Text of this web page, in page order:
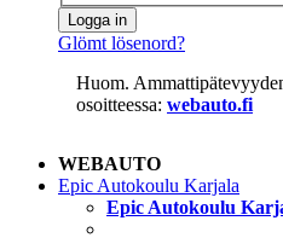
Logga in
Glömt lösenord?
Huom.
osoitteessa: webauto.fi
WEBAUTO
Epic Autokoulu Karjala
Epic Autokoulu